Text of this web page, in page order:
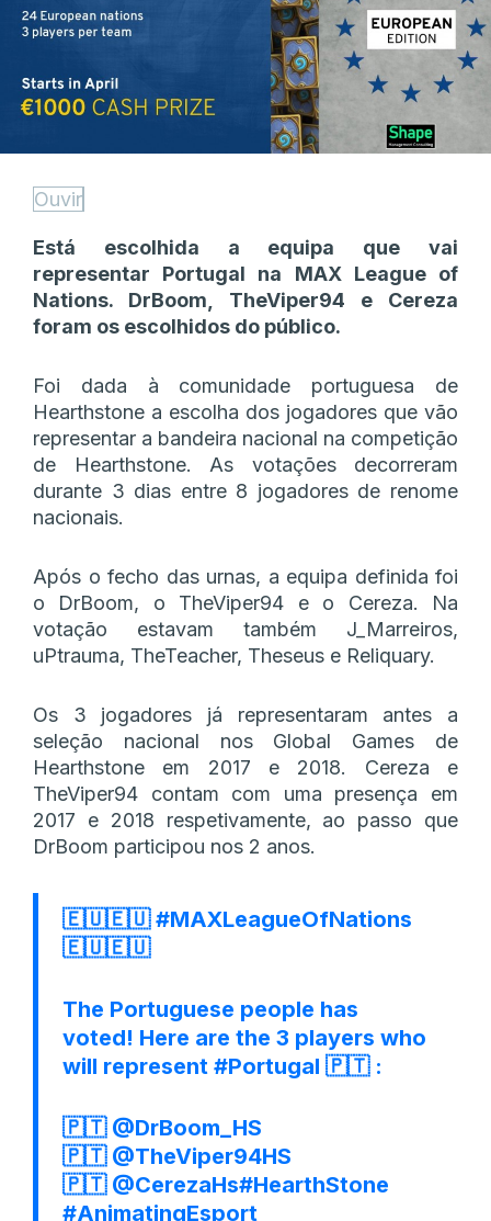
Ouvir
Está escolhida a equipa que vai
representar Portugal na MAX League of
Nations. DrBoom, TheViper94 e Cereza
foram os escolhidos do público.
Foi dada à comunidade portuguesa de
Hearthstone a escolha dos jogadores que vão
representar a bandeira nacional na competição
de Hearthstone. As votações decorreram
durante 3 dias entre 8 jogadores de renome
nacionais.
Após o fecho das urnas, a equipa definida foi
o DrBoom, o TheViper94 e o Cereza. Na
votação estavam também J_Marreiros,
uPtrauma, TheTeacher, Theseus e Reliquary.
Os 3 jogadores já representaram antes a
seleção nacional nos Global Games de
Hearthstone em 2017 e 2018. Cereza e
TheViper94 contam com uma presença em
2017 e 2018 respetivamente, ao passo que
DrBoom participou nos 2 anos.
🇪🇺🇪🇺#MAXLeagueOfNations
🇪🇺🇪🇺
The Portuguese people has
voted! Here are the 3 players who
will represent #Portugal 🇵🇹 :
🇵🇹 @DrBoom_HS
🇵🇹 @TheViper94HS
🇵🇹 @CerezaHs#HearthStone
#AnimatingEsport